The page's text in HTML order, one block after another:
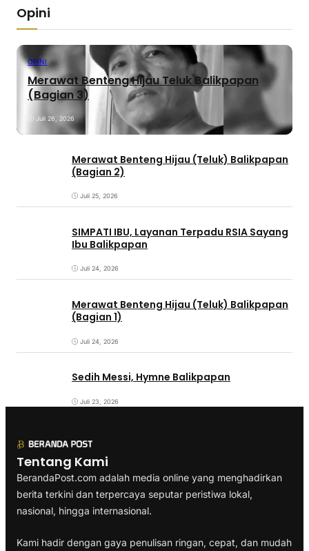
Opini
OPINI
Merawat Benteng Hijau Teluk Balikpapan
(Bagian 3)
Juli 26, 2026
Merawat Benteng Hijau (Teluk) Balikpapan
(Bagian 2)
Juli 25, 2026
SIMPATI IBU, Layanan Terpadu RSIA Sayang
Ibu Balikpapan
Juli 24, 2026
Merawat Benteng Hijau (Teluk) Balikpapan
(Bagian 1)
Juli 24, 2026
Sedih Messi, Hymne Balikpapan
Juli 23, 2026
Tentang Kami
BerandaPost.com adalah media online yang menghadirkan
berita terkini dan terpercaya seputar peristiwa lokal,
nasional, hingga internasional.
Kami hadir dengan gaya penulisan ringan, cepat, dan mudah